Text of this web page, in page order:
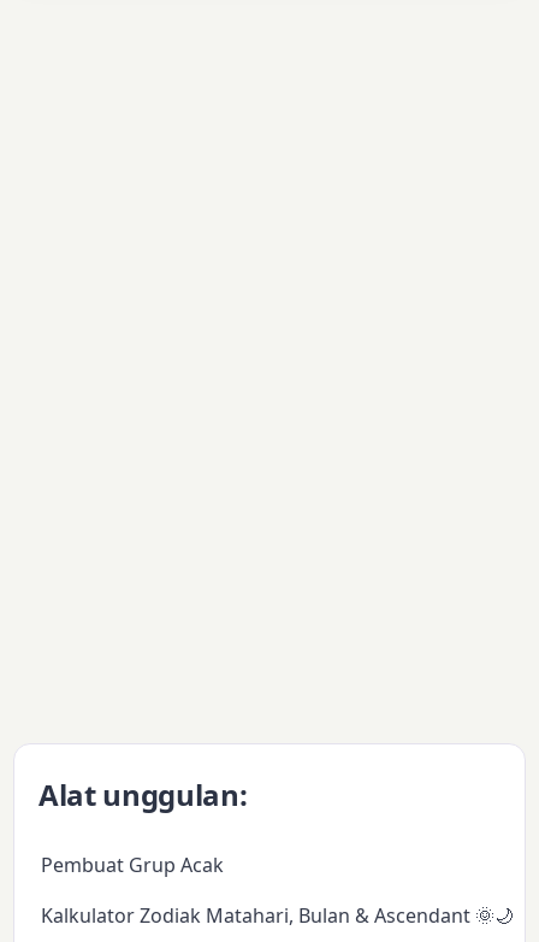
Alat unggulan:
Pembuat Grup Acak
Kalkulator Zodiak Matahari, Bulan & Ascendant 🌞🌙✨